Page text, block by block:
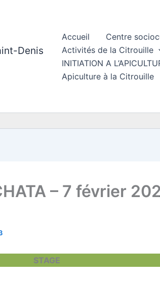
Denis
Accueil Centre
Activités de la Citrouille
INITIATION A
Apiculture à la Citrouille
– 7 février
STAGE